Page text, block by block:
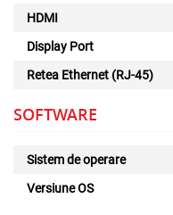
HDMI
Display Port
Retea Ethernet (RJ-45)
SOFTWARE
Sistem de operare
Versiune OS